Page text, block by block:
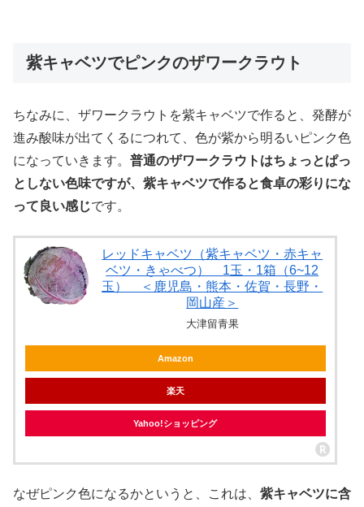
紫キャベツでピンクのザワークラウト
ちなみに、ザワークラウトを紫キャベツで作ると、発酵が
進み酸味が出てくるにつれて、色が紫から明るいピンク色
になっていきます。 普通のザワークラウトはちょっとぱっ
としない色味ですが、紫キャベツで作ると食卓の彩りにな
って良い感じです。
レッドキャベツ（紫キャベツ・赤キャ
ベツ・きゃべつ） 1玉・1箱（6~12
玉） ＜鹿児島・熊本・佐賀・長野・
岡山産＞
大津留青果
Amazon
楽天
Yahoo!ショッピング
なぜピンク色になるかというと、これは、 紫キャベツに含